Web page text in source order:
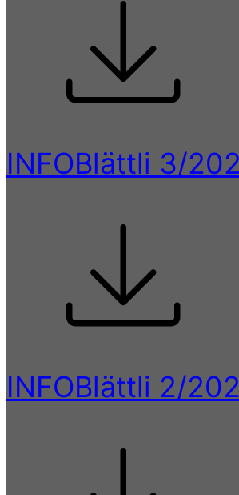
INFOBlättli 3/
INFOBlättli 2/